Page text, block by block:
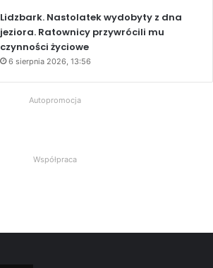
Lidzbark. Nastolatek wydobyty z dna
jeziora. Ratownicy przywrócili mu
czynności życiowe
6 sierpnia 2026, 13:56
Autopromocja
Współpraca